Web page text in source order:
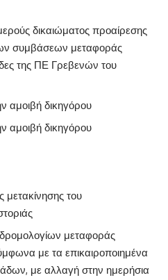
δικαιώματος προαίρεσης
συμβάσεων μεταφοράς
της ΠΕ Γρεβενών του
αμοιβή δικηγόρου
αμοιβή δικηγόρου
μετακίνησης του
μεταφοράς
με τα επικαιροποιημένα
με αλλαγή στην ημερήσια